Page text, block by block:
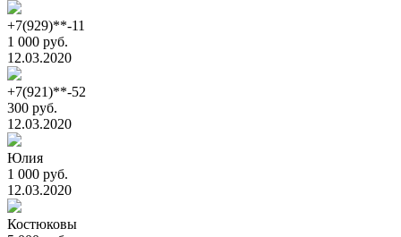
+7(929)**-11
1 000 руб.
12.03.2020
+7(921)**-52
300 руб.
12.03.2020
Юлия
1 000 руб.
12.03.2020
Костюковы